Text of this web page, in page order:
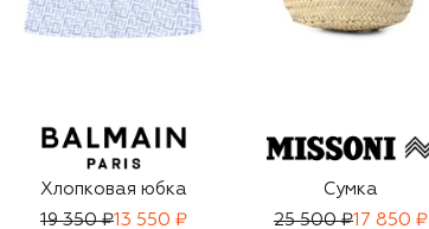
Хлопковая юбка
19 350 ₽13 550 ₽
Сумка
25 500 ₽17 850 ₽